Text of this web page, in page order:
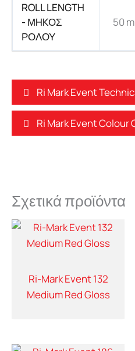
ROLL LENGTH
- ΜHKΟΣ
ΡΟΛΟΥ
50 m
Ri Mark Event
Ri Mark Event Colour
Σχετικά προϊόντα
Ri-Mark Event 132
Medium Red Gloss